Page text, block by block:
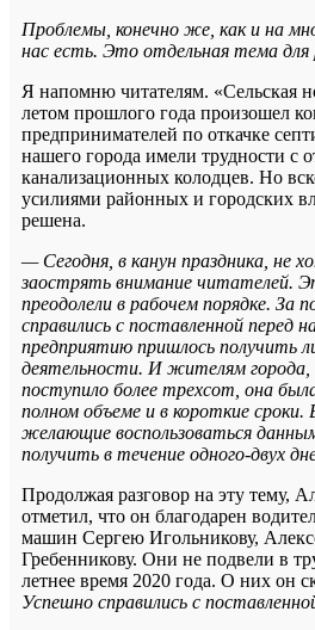
Проблемы, конечно же, как и на
нас есть. Это отдельная тема для
Я напомню читателям. «Сельская
летом прошлого года произошел
предпринимателей по откачке
нашего города имели трудности с
канализационных колодцев. Но
усилиями районных и городских
решена.
— Сегодня, в канун праздника, не
заострять внимание читателей.
преодолели в рабочем порядке. За
справились с поставленной перед
предприятию пришлось получить
деятельности. И жителям города,
поступило более трехсот, она
полном объеме и в короткие
желающие воспользоваться
получить в течение одного-двух
Продолжая разговор на эту тему,
отметил, что он благодарен
машин Сергею Игольникову,
Гребенникову. Они не подвели в
летнее время 2020 года. О них он
Успешно справились с